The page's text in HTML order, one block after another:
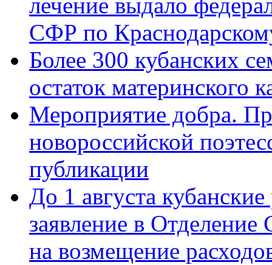
СФР по
Более 300 кубанских
остаток материнского
Мероприятие добра.
новороссийской
публикации
До 1 августа
заявление в
на возмещение